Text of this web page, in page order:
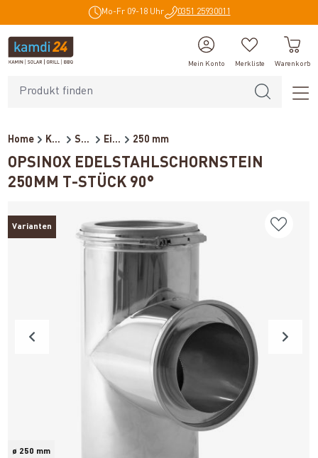
Mo-Fr 09-18 Uhr 0351 25930011
Mein Konto Merkliste Warenkorb
Home Kaminzubehör Schornsteine Einzelkomponente (doppelwan... 250 mm
OPSINOX EDELSTAHLSCHORNSTEIN
250MM T-STÜCK 90°
Varianten
ø 250 mm